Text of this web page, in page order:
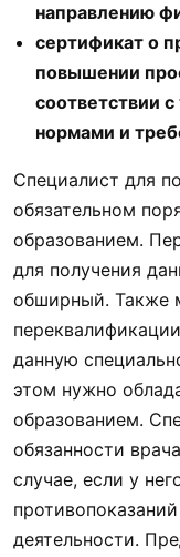
направлению
сертификат о
повышении
соответствии
нормами и
Специалист для
обязательном
образованием.
для получения
обширный. Также
данную
этом нужно
образованием.
обязанности
случае, если у
деятельности.